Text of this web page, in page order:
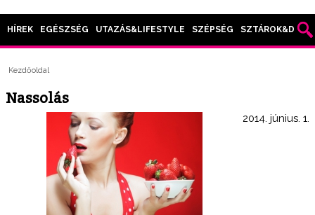
HÍREK EGÉSZSÉG UTAZÁS&LIFESTYLE SZÉPSÉG SZTÁROK&DIVAT
Kezdőoldal
Nassolás
2014. június. 1.